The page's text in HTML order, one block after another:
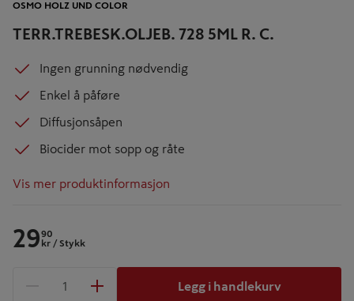
TERR.TREBESK.OLJEB. 728 5ML R. C.
OSMO HOLZ UND COLOR
Ingen grunning nødvendig
Enkel å påføre
Diffusjonsåpen
Biocider mot sopp og råte
Vis mer produktinformasjon
2990
kr / Stykk
1 produkter
Legg i handlekurv